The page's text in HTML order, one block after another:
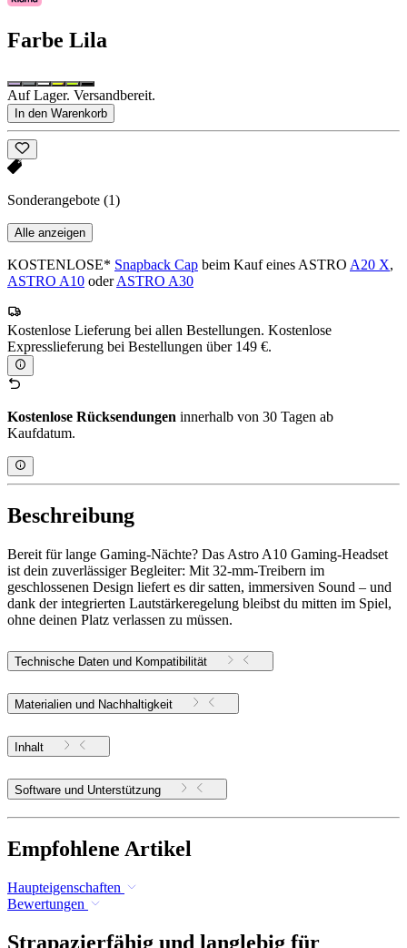
Farbe Lila
Auf Lager. Versandbereit.
In den Warenkorb
Sonderangebote (1)
Alle anzeigen
KOSTENLOSE* Snapback Cap beim Kauf eines ASTRO A20 X,
ASTRO A10 oderASTRO A30
Kostenlose Lieferung bei allen Bestellungen. Kostenlose
Expresslieferung bei Bestellungen über 149 €.
Kostenlose Rücksendungen innerhalb von 30 Tagen ab
Kaufdatum.
Beschreibung
Bereit für lange Gaming-Nächte? Das Astro A10 Gaming-Headset
ist dein zuverlässiger Begleiter: Mit 32-mm-Treibern im
geschlossenen Design liefert es dir satten, immersiven Sound – und
dank der integrierten Lautstärkeregelung bleibst du mitten im Spiel,
ohne deinen Platz verlassen zu müssen.
Technische Daten und Kompatibilität
Materialien und Nachhaltigkeit
Inhalt
Software und Unterstützung
Empfohlene Artikel
Haupteigenschaften
Bewertungen
Strapazierfähig und langlebig für